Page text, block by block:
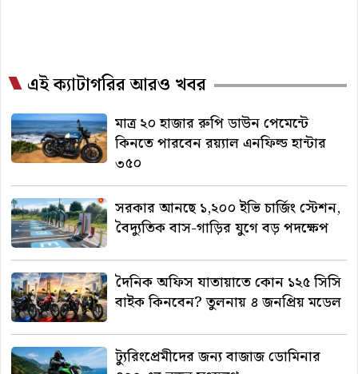
এই ক্যাটাগরির আরও খবর
মাত্র ২০ হাজার রুপি ডাউন পেমেন্টে
কিনতে পারবেন রয়্যাল এনফিল্ড হান্টার
৩৫০
সরকার আনছে ১,২০০ ইভি চার্জিং স্টেশন,
বৈদ্যুতিক বাস-গাড়ির যুগে বড় পদক্ষেপ
দৈনিক অফিস যাতায়াতে কোন ১২৫ সিসি
বাইক কিনবেন? তুলনায় ৪ জনপ্রিয় মডেল
ট্যুরিংপ্রেমীদের জন্য বাজাজ ডোমিনার